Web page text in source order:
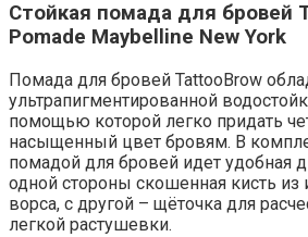
Стойкая помада для бровей
Pomade Maybelline New York
Помада для бровей TattooBrow
ультрапигментированной
помощью которой легко придать
насыщенный цвет бровям. В
помадой для бровей идет удобная
одной стороны скошенная кисть из
ворса, с другой – щёточка для
легкой растушевки.